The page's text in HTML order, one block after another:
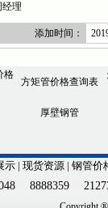
理
添加时间：
格
方矩管价格查询表
厚壁钢管
示 | 现货资源 |钢管价
8888359